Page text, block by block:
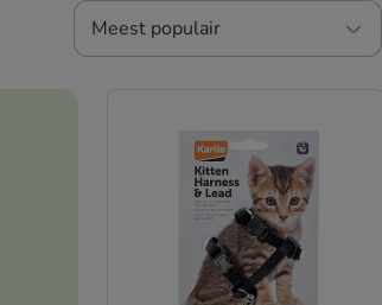
Meest populair